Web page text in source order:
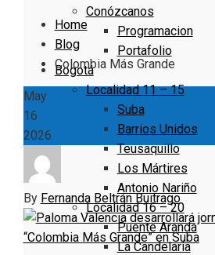
Conózcanos
Programacion
Portafolio
Bogotá
Localidad 11 – 15
Suba
Barrios Unidos
Teusaquillo
Los Mártires
Antonio Nariño
Localidad 16 – 20
Puente Aranda
La Candelaria
Home
Blog
Colombia Más Grande
May
16
2026
By Fernanda Beltrán Buitrago